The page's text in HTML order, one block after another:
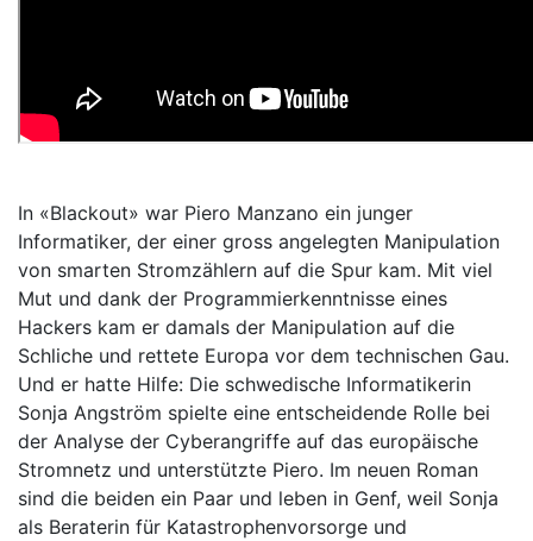
In «Blackout» war Piero Manzano ein junger
Informatiker, der einer gross angelegten Manipulation
von smarten Stromzählern auf die Spur kam. Mit viel
Mut und dank der Programmierkenntnisse eines
Hackers kam er damals der Manipulation auf die
Schliche und rettete Europa vor dem technischen Gau.
Und er hatte Hilfe: Die schwedische Informatikerin
Sonja Angström spielte eine entscheidende Rolle bei
der Analyse der Cyberangriffe auf das europäische
Stromnetz und unterstützte Piero. Im neuen Roman
sind die beiden ein Paar und leben in Genf, weil Sonja
als Beraterin für Katastrophenvorsorge und